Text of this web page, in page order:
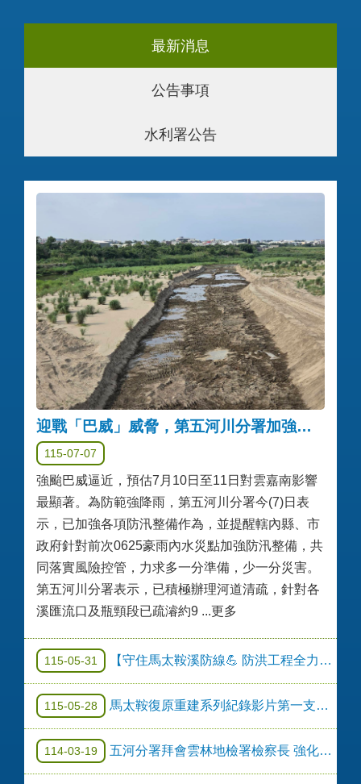
最新消息
公告事項
水利署公告
迎戰「巴威」威脅，第五河川分署加強防汛整備以確保轄區安全
115-07-07
強颱巴威逼近，預估7月10日至11日對雲嘉南影響
最顯著。為防範強降雨，第五河川分署今(7)日表
示，已加強各項防汛整備作為，並提醒轄內縣、市
政府針對前次0625豪雨內水災點加強防汛整備，共
同落實風險控管，力求多一分準備，少一分災害。
第五河川分署表示，已積極辦理河道清疏，針對各
溪匯流口及瓶頸段已疏濬約9 ...更多
115-05-31 【守住馬太鞍溪防線💪 防洪工程全力推進！】
115-05-28 馬太鞍復原重建系列紀錄影片第一支短片(名稱:馬太鞍加油、為下一場雨作準備)
114-03-19 五河分署拜會雲林地檢署檢察長 強化河川治理與執法合作